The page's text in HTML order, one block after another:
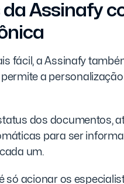
Assinafy
fácil, a Assinafy
a
dos documentos,
para ser
cada um.
só acionar os